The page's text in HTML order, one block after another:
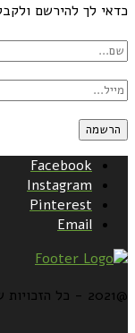
כדאי לך להירשם
Facebook
Instagram
Pinterest
Email
@2021 - כל הזכויות שמורות למירב גביש | ביצוע